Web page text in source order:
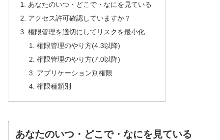
あなたのいつ・どこで・なにを見ている
アクセス許可確認していますか？
権限管理を適切にしてリスクを最小化
権限管理のやり方(4.3以降)
権限管理のやり方(7.0以降)
アプリケーション別権限
権限種類別
あなたのいつ・どこで・なにを見ている